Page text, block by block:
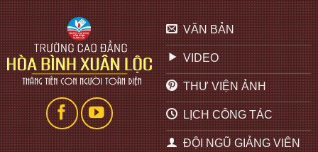
VĂN BẢN
VIDEO
THƯ VIỆN ẢNH
LỊCH CÔNG TÁC
ĐỘI NGŨ GIẢNG VIÊN